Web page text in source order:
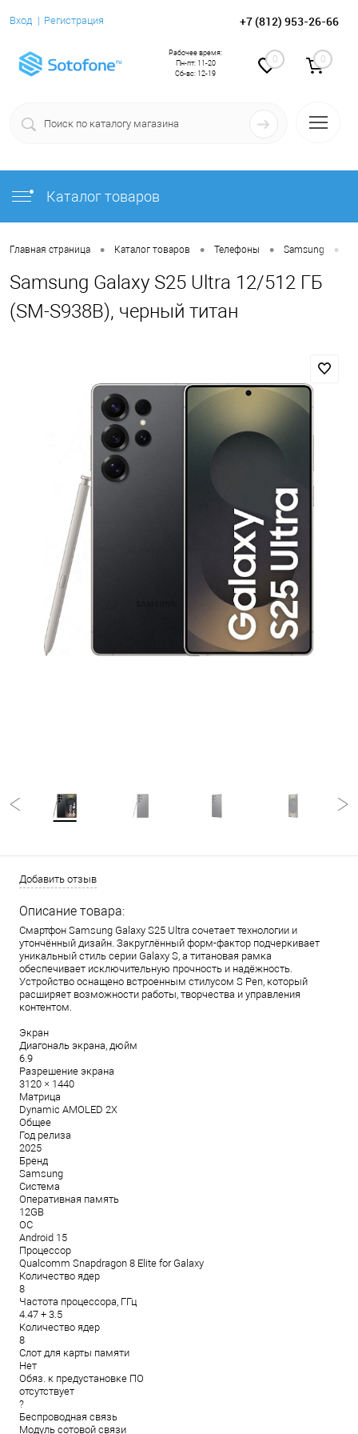
Вход Регистрация +7 (812) 953-26-66
0 0
Рабочее время:
Пн-пт: 11-20
Сб-вс: 12-19
Каталог товаров
Главная страница • Каталог товаров • Телефоны • Samsung •
Samsung Galaxy S25 Ultra 12/512 ГБ
(SM-S938B), черный титан
Добавить отзыв
Описание товара:
Смартфон Samsung Galaxy S25 Ultra сочетает технологии и
утончённый дизайн. Закруглённый форм-фактор подчеркивает
уникальный стиль серии Galaxy S, а титановая рамка
обеспечивает исключительную прочность и надёжность.
Устройство оснащено встроенным стилусом S Pen, который
расширяет возможности работы, творчества и управления
контентом.
Экран
Диагональ экрана, дюйм
6.9
Разрешение экрана
3120 × 1440
Матрица
Dynamic AMOLED 2X
Общее
Год релиза
2025
Бренд
Samsung
Система
Оперативная память
12GB
ОС
Android 15
Процессор
Qualcomm Snapdragon 8 Elite for Galaxy
Количество ядер
8
Частота процессора, ГГц
4.47 + 3.5
Количество ядер
8
Слот для карты памяти
Нет
Обяз. к предустановке ПО
отсутствует
?
Беспроводная связь
Модуль сотовой связи